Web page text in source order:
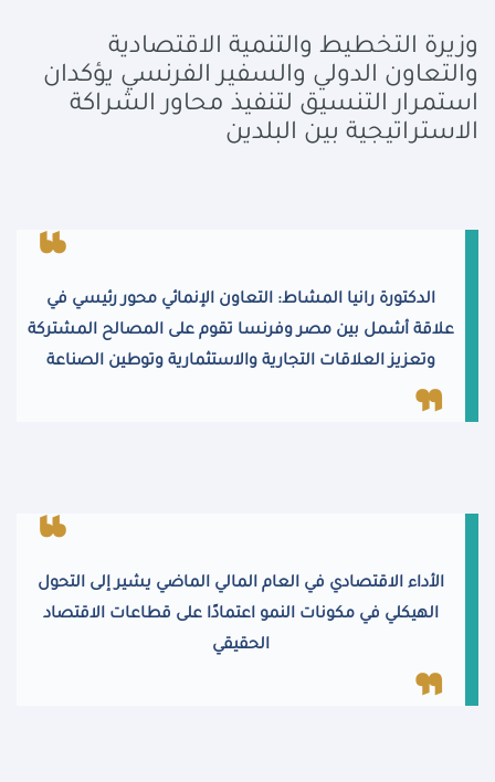
وزيرة التخطيط والتنمية الاقتصادية
والتعاون الدولي والسفير الفرنسي يؤكدان
استمرار التنسيق لتنفيذ محاور الشراكة
الاستراتيجية بين البلدين
الدكتورة رانيا المشاط: التعاون الإنمائي محور رئيسي في
علاقة أشمل بين مصر وفرنسا تقوم على المصالح المشتركة
وتعزيز العلاقات التجارية والاستثمارية وتوطين الصناعة
الأداء الاقتصادي في العام المالي الماضي يشير إلى التحول
الهيكلي في مكونات النمو اعتمادًا على قطاعات الاقتصاد
الحقيقي